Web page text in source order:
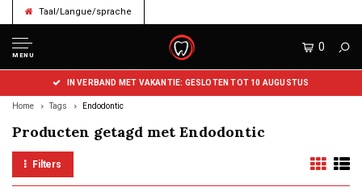
Taal/Langue/sprache
MENU
0
IN VERBAND MET VAKANTIE: GESLOTEN TOT 10 AUGUSTUS
Home Tags Endodontic
Producten getagd met Endodontic
Filters